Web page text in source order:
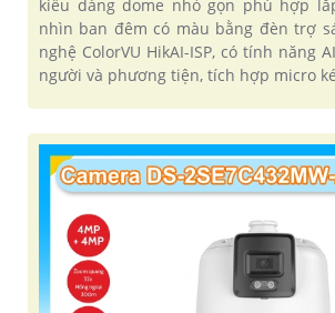
kiểu dáng dome nhỏ gọn phù hợp
nhìn ban đêm có màu bằng đèn trợ
nghệ ColorVU HikAI-ISP, có tính năng
người và phương tiện, tích hợp micro